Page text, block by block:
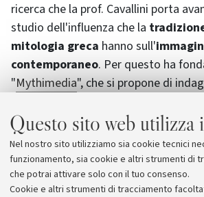
Questo sito web utilizza
Nel nostro sito utilizziamo sia cookie tecnici
funzionamento, sia cookie e altri strumenti di
che potrai attivare solo con il tuo consenso.
Cookie e altri strumenti di tracciamento
ricerca che la prof. Cavallini porta
studio dell'influenza che la
mitologia greca hanno sull'
contemporaneo. Per questo ha
"Mythimedia", che si propone di
oggi, dall'arteal cinema, fino al
musica metal. Sempre su questi
il libro "Omero mediatico", giunto
edizione.